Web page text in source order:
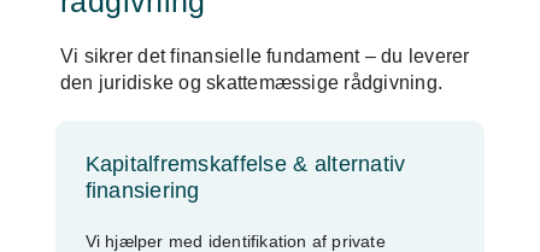
Vi sikrer det finansielle fundament – du leverer
den juridiske og skattemæssige rådgivning.
Kapitalfremskaffelse & alternativ
finansiering
Vi hjælper med identifikation af private